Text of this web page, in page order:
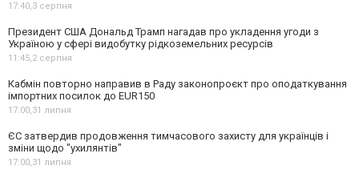
17:40,3 серпня
Президент США Дональд Трамп нагадав про укладення угоди з
Україною у сфері видобутку рідкоземельних ресурсів
11:45,2 серпня
Кабмін повторно направив в Раду законопроєкт про оподаткування
імпортних посилок до EUR150
17:00,31 липня
ЄС затвердив продовження тимчасового захисту для українців і
зміни щодо "ухилянтів"
17:00,31 липня